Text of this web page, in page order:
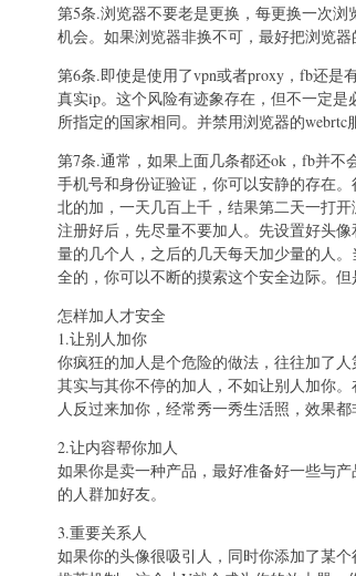
第5条.浏览器不要老是更换，每更换一次
机会。如果浏览器非换不可，最好把浏览器
第6条.即使是使用了vpn或者proxy，fb还是
真实ip。这个风险有迹象存在，但不一定
所指定的国家相同。并禁用浏览器的webrtc
第7条.通常，如果上面几条都还ok，fb并
手机号和身份证验证，你可以安静的存在
北的加，一天几百上千，结果第二天一打
注册好后，先尽量不要加人。先设置好头
量的几个人，之后的几天每天加少量的人
全的，你可以不断的摸索这个安全边际。但
怎样加人才安全
1.让别人加你
你疯狂的加人是个危险的做法，往往加了人
其实与其你不停的加人，不如让别人加你
人反过来加你，经常秀一秀生活照，效果都
2.让内容帮你加人
如果你是卖一种产品，最好准备好一些与
的人群加好友。
3.重要关系人
如果你的头像很吸引人，同时你添加了某